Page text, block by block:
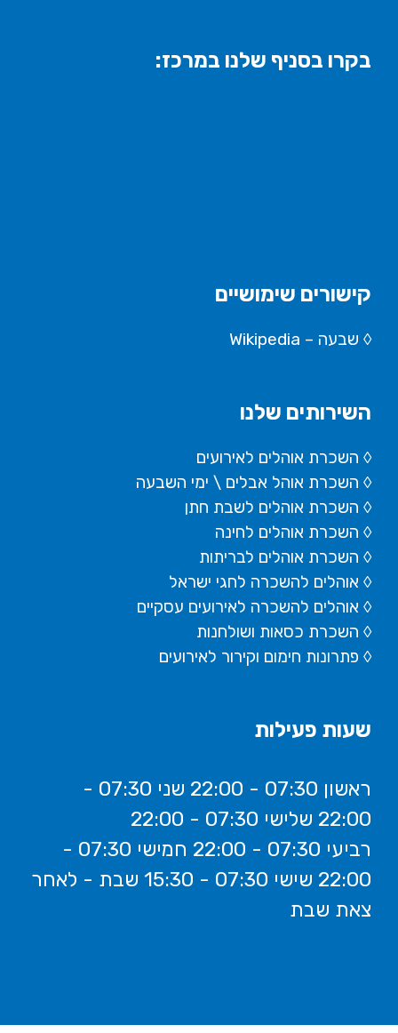
בקרו בסניף שלנו במרכז:
קישורים שימושיים
◊ שבעה – Wikipedia
השירותים שלנו
◊ השכרת אוהלים לאירועים
◊ השכרת אוהל אבלים \ ימי השבעה
◊ השכרת אוהלים לשבת חתן
◊ השכרת אוהלים לחינה
◊ השכרת אוהלים לבריתות
◊ אוהלים להשכרה לחגי ישראל
◊ אוהלים להשכרה לאירועים עסקיים
◊ השכרת כסאות ושולחנות
◊ פתרונות חימום וקירור לאירועים
שעות פעילות
ראשון 07:30 - 22:00 שני 07:30 -
22:00 שלישי 07:30 - 22:00
רביעי 07:30 - 22:00 חמישי 07:30 -
22:00 שישי 07:30 - 15:30 שבת - לאחר
צאת שבת